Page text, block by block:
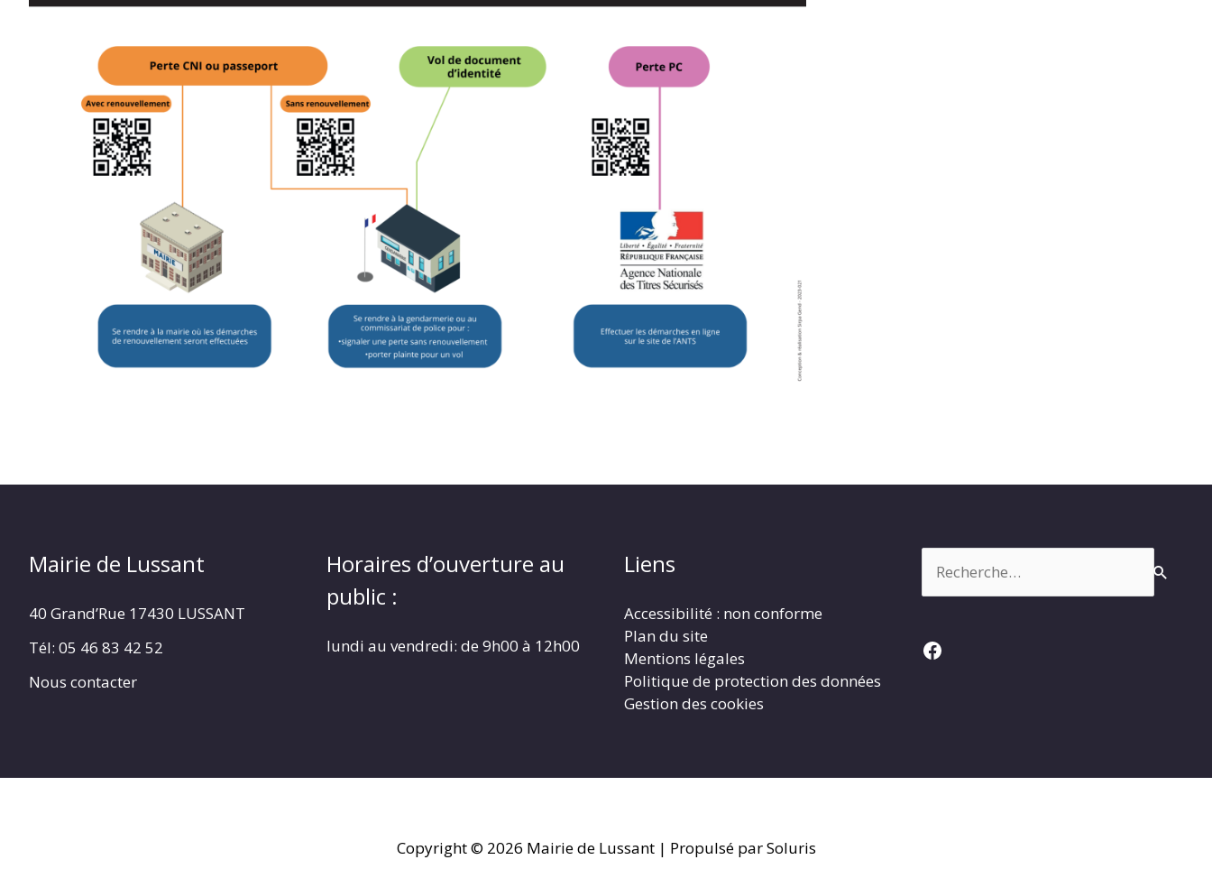
Mairie de Lussant
40 Grand’Rue 17430 LUSSANT
Tél: 05 46 83 42 52
Nous contacter
Horaires d’ouverture au
public :
lundi au vendredi: de 9h00 à 12h00
Liens
Accessibilité : non conforme
Plan du site
Mentions légales
Politique de protection des données
Gestion des cookies
Facebook
Copyright © 2026 Mairie de Lussant| Propulsé par Soluris